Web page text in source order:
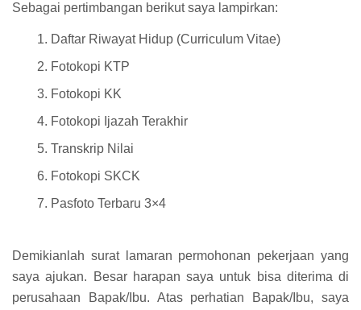
Sebagai pertimbangan berikut saya lampirkan:
Daftar Riwayat Hidup (Curriculum Vitae)
Fotokopi KTP
Fotokopi KK
Fotokopi Ijazah Terakhir
Transkrip Nilai
Fotokopi SKCK
Pasfoto Terbaru 3×4
Demikianlah surat lamaran permohonan pekerjaan yang
saya ajukan. Besar harapan saya untuk bisa diterima di
perusahaan Bapak/Ibu. Atas perhatian Bapak/Ibu, saya